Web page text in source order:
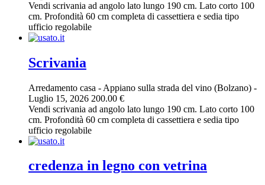
Vendi scrivania ad angolo lato lungo 190 cm. Lato corto 100
cm. Profondità 60 cm completa di cassettiera e sedia tipo
ufficio regolabile
Scrivania
Arredamento casa - Appiano sulla strada del vino (Bolzano) -
Luglio 15, 2026 200.00 €
Vendi scrivania ad angolo lato lungo 190 cm. Lato corto 100
cm. Profondità 60 cm completa di cassettiera e sedia tipo
ufficio regolabile
credenza in legno con vetrina